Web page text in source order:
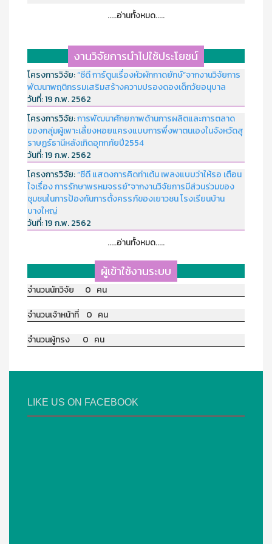
.....อ่านทั้งหมด.....
งานวิจัยการนำไปใช้ประโยชน์
โครงการวิจัย:“ซีดี การ์ตูนเรื่องหัวผักกาดยักษ์”จากงานวิจัยการ
พัฒนาพฤติกรรมเสริมสร้างความปรองดองเด็กวัยอนุบาล
วันที่:19 ก.พ. 2562
โครงการวิจัย:การพัฒนาศักยภาพด้านการผลิตและการตลาด
ของกลุ่มผู้เพาะเลี้ยงหอยแครงแบบการพึ่งพาตนเองในจังหวัดสุ
ราษฏร์ธานีหลังเกิดอุทกภัยปี2554
วันที่:19 ก.พ. 2562
โครงการวิจัย:“ซีดี แสดงการคิดท่าเต้น เพลงแบบว่าให้รอ เตือน
ใจเรื่อง การรักษาพรหมจรรย์”จากงานวิจัยการมีส่วนร่วมของ
ชุมชนในการป้องกันการตั้งครรภ์ของเยาวชน โรงเรียนบ้าน
บางใหญ่
วันที่:19 ก.พ. 2562
.....อ่านทั้งหมด.....
ผู้เข้าใช้งานระบบ
จำนวนนักวิจัย 0 คน
จำนวนเจ้าหน้าที่ 0 คน
จำนวนผู้ทรง 0 คน
LIKE US ON FACEBOOK